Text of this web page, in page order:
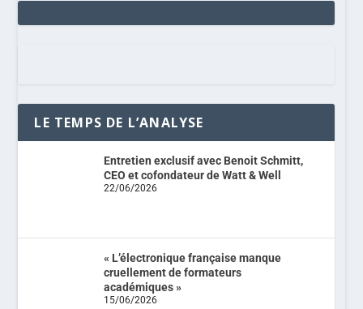
LE TEMPS DE L’ANALYSE
Entretien exclusif avec Benoit Schmitt,
CEO et cofondateur de Watt & Well
22/06/2026
« L’électronique française manque
cruellement de formateurs
académiques »
15/06/2026